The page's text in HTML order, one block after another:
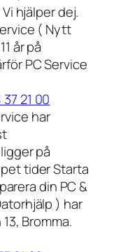
hjälper dej.
( Nytt
år på
PC Service
21 00
har
på
tider Starta
din PC &
) har
Bromma.